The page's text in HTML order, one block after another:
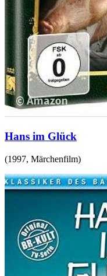
Hans im Glück
(1997, Märchenfilm)